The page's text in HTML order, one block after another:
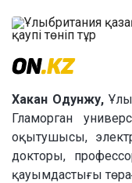
Хакан Одунжу,
Гламорган
оқытушысы,
докторы,
қауымдастығы